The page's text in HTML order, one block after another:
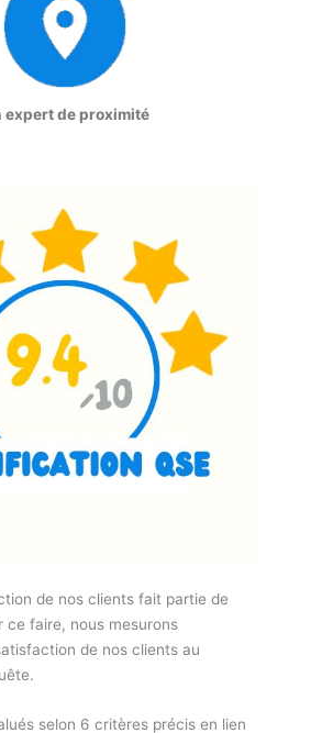
expert de proximité
de nos clients fait partie de
ce faire, nous mesurons
de nos clients au
selon 6 critères précis en lien